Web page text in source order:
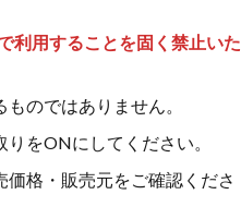
利用することを固く禁止いた
のではありません。
をONにしてください。
格・販売元をご確認くださ